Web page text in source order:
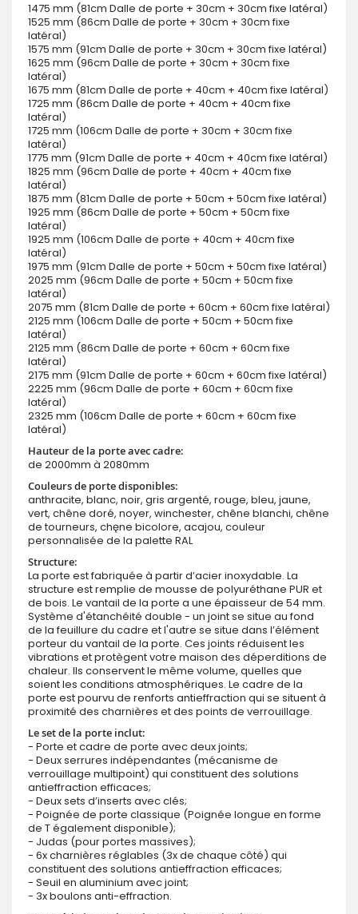
1475 mm (81cm Dalle de porte + 30cm + 30cm fixe latéral)
1525 mm (86cm Dalle de porte + 30cm + 30cm fixe
latéral)
1575 mm (91cm Dalle de porte + 30cm + 30cm fixe latéral)
1625 mm (96cm Dalle de porte + 30cm + 30cm fixe
latéral)
1675 mm (81cm Dalle de porte + 40cm + 40cm fixe latéral)
1725 mm (86cm Dalle de porte + 40cm + 40cm fixe
latéral)
1725 mm (106cm Dalle de porte + 30cm + 30cm fixe
latéral)
1775 mm (91cm Dalle de porte + 40cm + 40cm fixe latéral)
1825 mm (96cm Dalle de porte + 40cm + 40cm fixe
latéral)
1875 mm (81cm Dalle de porte + 50cm + 50cm fixe latéral)
1925 mm (86cm Dalle de porte + 50cm + 50cm fixe
latéral)
1925 mm (106cm Dalle de porte + 40cm + 40cm fixe
latéral)
1975 mm (91cm Dalle de porte + 50cm + 50cm fixe latéral)
2025 mm (96cm Dalle de porte + 50cm + 50cm fixe
latéral)
2075 mm (81cm Dalle de porte + 60cm + 60cm fixe latéral)
2125 mm (106cm Dalle de porte + 50cm + 50cm fixe
latéral)
2125 mm (86cm Dalle de porte + 60cm + 60cm fixe
latéral)
2175 mm (91cm Dalle de porte + 60cm + 60cm fixe latéral)
2225 mm (96cm Dalle de porte + 60cm + 60cm fixe
latéral)
2325 mm (106cm Dalle de porte + 60cm + 60cm fixe
latéral)
Hauteur de la porte avec cadre:
de 2000mm à 2080mm
Couleurs de porte disponibles:
anthracite, blanc, noir, gris argenté, rouge, bleu, jaune,
vert, chêne doré, noyer, winchester, chêne blanchi, chêne
de tourneurs, chęne bicolore, acajou, couleur
personnalisée de la palette RAL
Structure:
La porte est fabriquée à partir d’acier inoxydable. La
structure est remplie de mousse de polyuréthane PUR et
de bois. Le vantail de la porte a une épaisseur de 54 mm.
Système d'étanchéité double - un joint se situe au fond
de la feuillure du cadre et l'autre se situe dans l’élément
porteur du vantail de la porte. Ces joints réduisent les
vibrations et protègent votre maison des déperditions de
chaleur. Ils conservent le même volume, quelles que
soient les conditions atmosphériques. Le cadre de la
porte est pourvu de renforts antieffraction qui se situent à
proximité des charnières et des points de verrouillage.
Le set de la porte inclut:
- Porte et cadre de porte avec deux joints;
- Deux serrures indépendantes (mécanisme de
verrouillage multipoint) qui constituent des solutions
antieffraction efficaces;
- Deux sets d’inserts avec clés;
- Poignée de porte classique (Poignée longue en forme
de T également disponible);
- Judas (pour portes massives);
- 6x charnières réglables (3x de chaque côté) qui
constituent des solutions antieffraction efficaces;
- Seuil en aluminium avec joint;
- 3x boulons anti-effraction.